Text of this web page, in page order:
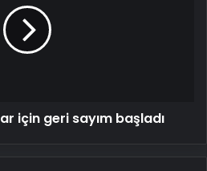
için geri sayım başladı